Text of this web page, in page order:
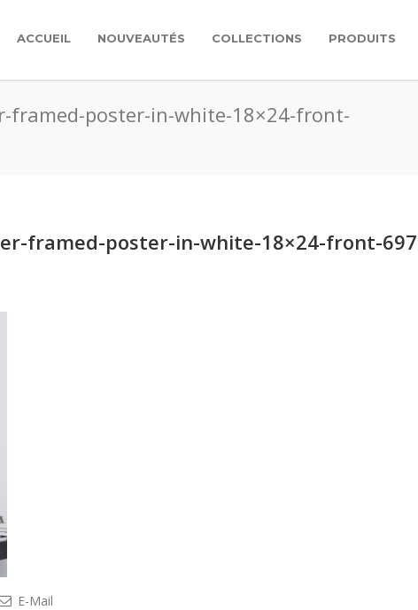
ACCUEIL NOUVEAUTÉS COLLECTIONS PRODUITS
framed-poster-in-white-18×24-front-
framed-poster-in-white-18×24-front-
E-Mail